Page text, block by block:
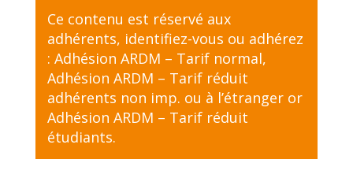
Ce contenu est réservé aux
adhérents, identifiez-vous ou adhérez
: Adhésion ARDM – Tarif normal,
Adhésion ARDM – Tarif réduit
adhérents non imp. ou à l’étrangeror
Adhésion ARDM – Tarif réduit
étudiants.